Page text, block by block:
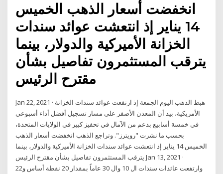
انخفضت أسعار الذهب الخميس
14 يناير إذ انتعشت عوائد سندات
الخزانة الأميركية والدولار، بينما
يترقب المستثمرون تفاصيل بشأن
مقترح الرئيس
Jan 22, 2021 · هبط الذهب اليوم الجمعة إذ ارتفعت عوائد سندات الخزانة
الأمريكية، بيد أن المعدن الأصفر على مسار تسجيل أفضل أداء أسبوعي
في خمسة أسابيع بدعم من الآمال في تحفيز كبير في الولايات المتحدة،
بحسب ما نشرت "رويترز". وتراجع الذهب انخفضت أسعار الذهب
الخميس 14 يناير إذ انتعشت عوائد سندات الخزانة الأميركية والدولار، بينما
يترقب المستثمرون تفاصيل بشأن مقترح الرئيس Jan 13, 2021 ·
وارتفعت عائدات سندات ال 10 وال 30 عاماً بمقدار 20 نقطة أساس و22